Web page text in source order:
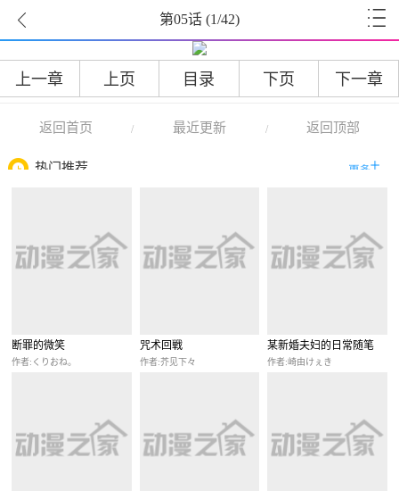
第05话 (1/42)
上一章 上页 目录 下页 下一章
返回首页 / 最近更新 / 返回顶部
热门推荐
断罪的微笑
作者:くりおね。
咒术回戦
作者:芥见下々
某新婚夫妇的日常随笔
作者:崎由けぇき